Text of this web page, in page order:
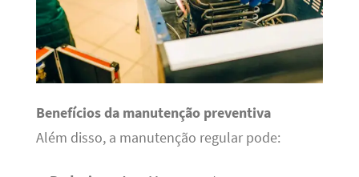
Benefícios da manutenção preventiva
Além disso, a manutenção regular pode: